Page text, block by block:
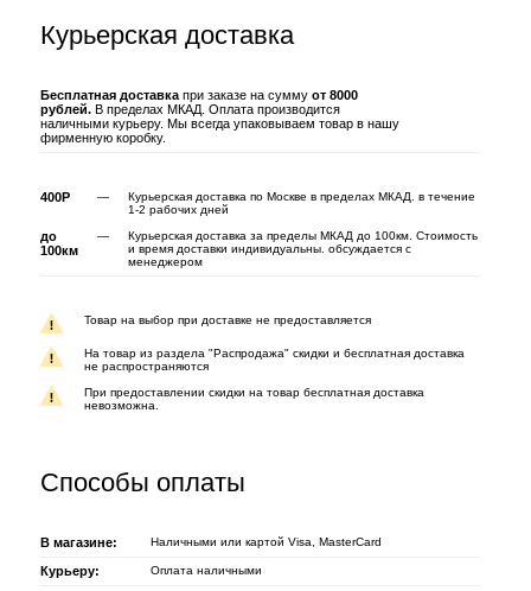
Курьерская доставка
Бесплатная доставкапри заказе на сумму от 8000
рублей.В пределах МКАД. Оплата производится
наличными курьеру. Мы всегда упаковываем товар в нашу
фирменную коробку.
400Р — Курьерская доставка по Москве в пределах МКАД. в течение
1-2 рабочих дней
до
100км
—
Курьерская доставка за пределы МКАД до 100км. Стоимость
и время доставки индивидуальны. обсуждается с
менеджером
Товар на выбор при доставке не предоставляется
На товар из раздела "Распродажа" скидки и бесплатная доставка
не распространяются
При предоставлении скидки на товар бесплатная доставка
невозможна.
Способы оплаты
В магазине: Наличными или картой Visa, MasterCard
Курьеру: Оплата наличными